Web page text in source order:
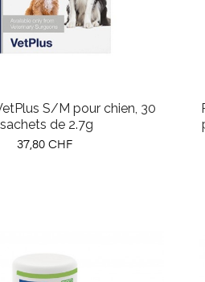
S/M pour chien, 30
sachets de 2.7g
Prix
37,80 CHF